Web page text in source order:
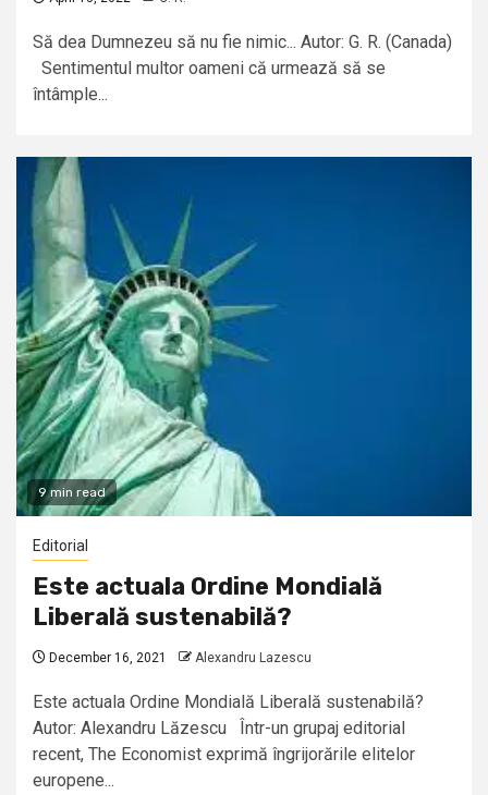
Să dea Dumnezeu să nu fie nimic... Autor: G. R. (Canada)
Sentimentul multor oameni că urmează să se
întâmple...
9 min read
Editorial
Este actuala Ordine Mondială
Liberală sustenabilă?
December 16, 2021 Alexandru Lazescu
Este actuala Ordine Mondială Liberală sustenabilă?
Autor: Alexandru Lăzescu Într-un grupaj editorial
recent, The Economist exprimă îngrijorările elitelor
europene...